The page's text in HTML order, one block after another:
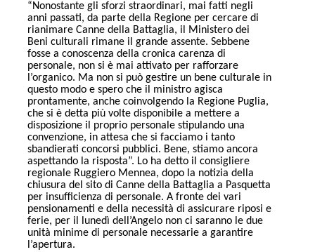
“Nonostante gli sforzi straordinari, mai fatti negli
anni passati, da parte della Regione per cercare di
rianimare Canne della Battaglia, il Ministero dei
Beni culturali rimane il grande assente. Sebbene
fosse a conoscenza della cronica carenza di
personale, non si è mai attivato per rafforzare
l’organico. Ma non si può gestire un bene culturale in
questo modo e spero che il ministro agisca
prontamente, anche coinvolgendo la Regione Puglia,
che si è detta più volte disponibile a mettere a
disposizione il proprio personale stipulando una
convenzione, in attesa che si facciamo i tanto
sbandierati concorsi pubblici. Bene, stiamo ancora
aspettando la risposta”. Lo ha detto il consigliere
regionale Ruggiero Mennea, dopo la notizia della
chiusura del sito di Canne della Battaglia a Pasquetta
per insufficienza di personale. A fronte dei vari
pensionamenti e della necessità di assicurare riposi e
ferie, per il lunedì dell’Angelo non ci saranno le due
unità minime di personale necessarie a garantire
l’apertura.